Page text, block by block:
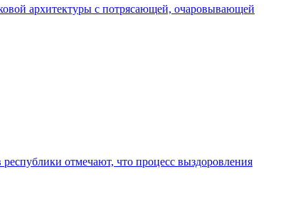
архитектуры с потрясающей, очаровывающей
отмечают, что процесс выздоровления